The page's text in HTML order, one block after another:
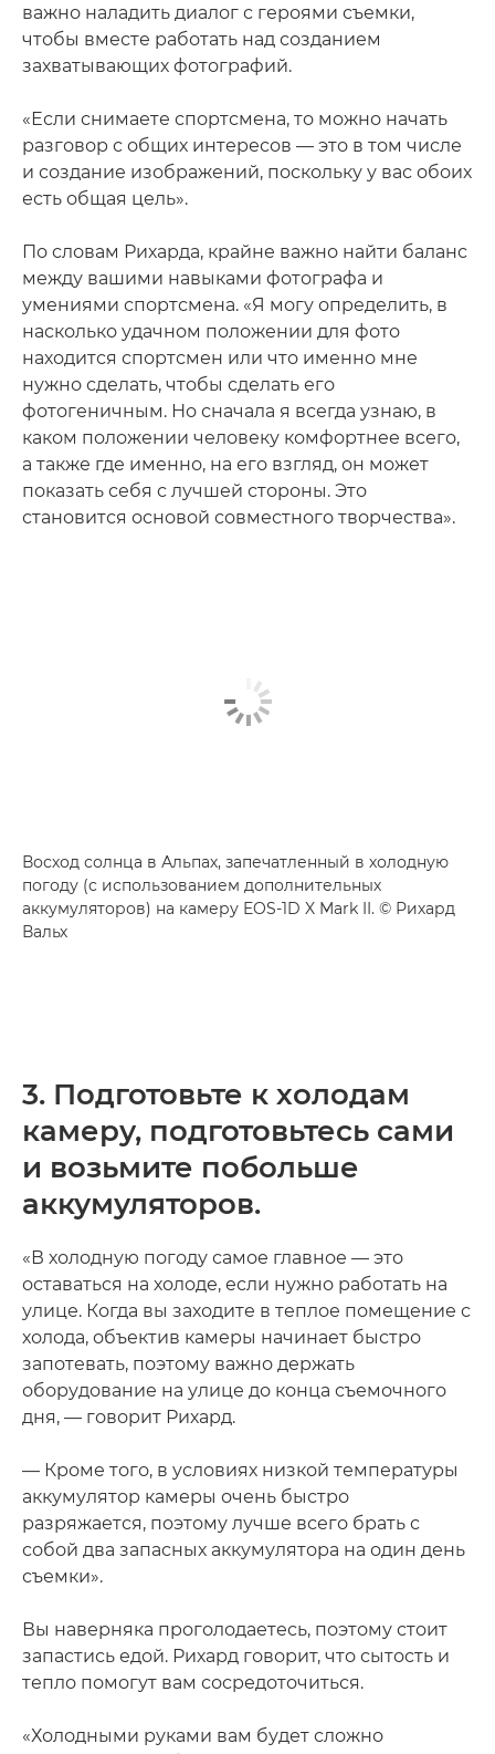
важно наладить диалог с героями съемки,
чтобы вместе работать над созданием
захватывающих фотографий.
«Если снимаете спортсмена, то можно начать
разговор с общих интересов — это в том числе
и создание изображений, поскольку у вас обоих
есть общая цель».
По словам Рихарда, крайне важно найти баланс
между вашими навыками фотографа и
умениями спортсмена. «Я могу определить, в
насколько удачном положении для фото
находится спортсмен или что именно мне
нужно сделать, чтобы сделать его
фотогеничным. Но сначала я всегда узнаю, в
каком положении человеку комфортнее всего,
а также где именно, на его взгляд, он может
показать себя с лучшей стороны. Это
становится основой совместного творчества».
Восход солнца в Альпах, запечатленный в холодную
погоду (с использованием дополнительных
аккумуляторов) на камеру EOS-1D X Mark II. © Рихард
Вальх
3. Подготовьте к холодам
камеру, подготовьтесь сами
и возьмите побольше
аккумуляторов.
«В холодную погоду самое главное — это
оставаться на холоде, если нужно работать на
улице. Когда вы заходите в теплое помещение с
холода, объектив камеры начинает быстро
запотевать, поэтому важно держать
оборудование на улице до конца съемочного
дня, — говорит Рихард.
— Кроме того, в условиях низкой температуры
аккумулятор камеры очень быстро
разряжается, поэтому лучше всего брать с
собой два запасных аккумулятора на один день
съемки».
Вы наверняка проголодаетесь, поэтому стоит
запастись едой. Рихард говорит, что сытость и
тепло помогут вам сосредоточиться.
«Холодными руками вам будет сложно